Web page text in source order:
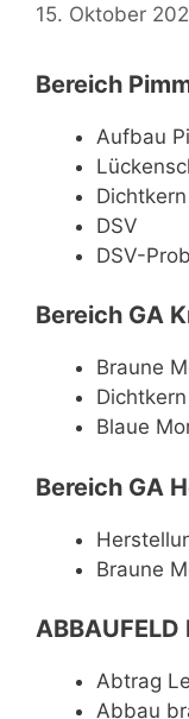
15. Oktober
Bereich
Aufbau
Dichtkern
DSV
DSV-
Bereich GA
Braune
Dichtkern
Blaue
Bereich GA
Braune
ABBAUFELD
Abtrag
Abbau